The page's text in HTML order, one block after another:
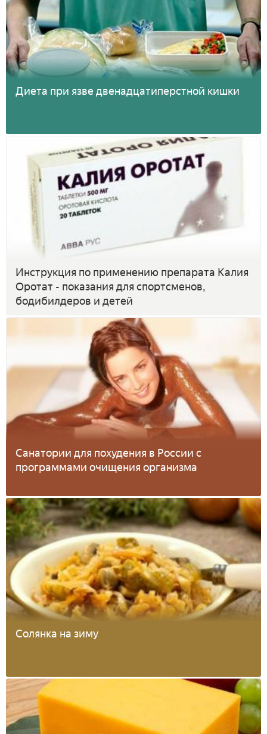
Диета при язве двенадцатиперстной кишки
Инструкция по применению препарата Калия
Оротат - показания для спортсменов,
бодибилдеров и детей
Санатории для похудения в России с
программами очищения организма
Солянка на зиму